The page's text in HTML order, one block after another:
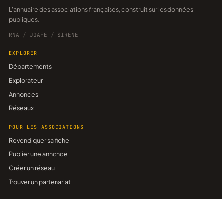
L'annuaire des associations françaises, construit sur les données
publiques.
RNA / JOAFE / SIRENE
EXPLORER
Départements
Explorateur
Annonces
Réseaux
POUR LES ASSOCIATIONS
Revendiquer sa fiche
Publier une annonce
Créer un réseau
Trouver un partenariat